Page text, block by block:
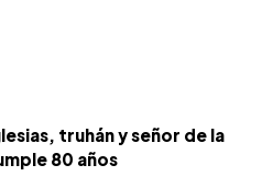
truhán y señor de la
80 años